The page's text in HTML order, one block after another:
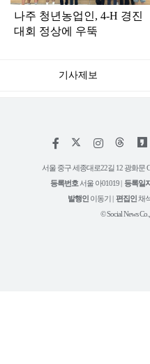
나주 청년농업인, 4-H 경진
대회 정상에 우뚝
기사제보
페
스
북
인
타
그
램
서울 중구 세종대로22길 12 광화문
등록번호 서울 아01019 | 등록일
발행인 이동기 | 편집인채
© Social News